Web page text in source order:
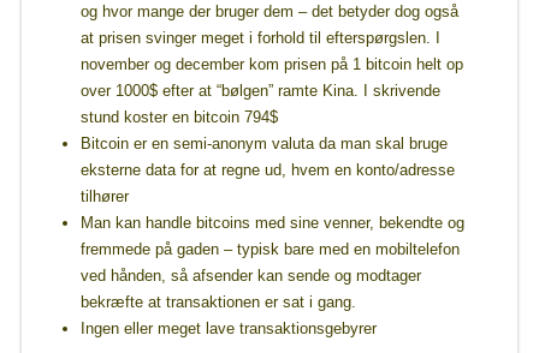
og hvor mange der bruger dem – det betyder dog også
at prisen svinger meget i forhold til efterspørgslen. I
november og december kom prisen på 1 bitcoin helt op
over 1000$ efter at “bølgen” ramte Kina. I skrivende
stund koster en bitcoin 794$
Bitcoin er en semi-anonym valuta da man skal bruge
eksterne data for at regne ud, hvem en konto/adresse
tilhører
Man kan handle bitcoins med sine venner, bekendte og
fremmede på gaden – typisk bare med en mobiltelefon
ved hånden, så afsender kan sende og modtager
bekræfte at transaktionen er sat i gang.
Ingen eller meget lave transaktionsgebyrer